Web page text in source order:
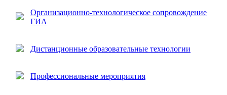
Организационно-технологическое сопровождение
ГИА
Дистанционные образовательные технологии
Профессиональные мероприятия